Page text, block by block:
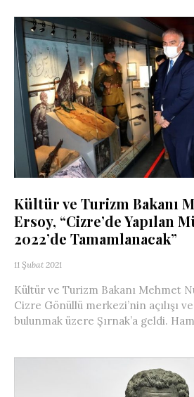
Kültür ve Turizm Bakanı
Ersoy, “Cizre’de Yapılan
2022’de Tamamlanacak”
11 Şubat 2021
Kültür ve Turizm Bakanı Mehmet
Cizre Gönüllü merkezi’nin açılışı
bulunmak üzere Şırnak’a geldi.